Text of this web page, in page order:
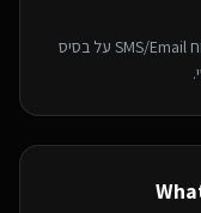
סנכרון רשימות תפוצה, טריגרים למשלוח SMS/Email על בסיס